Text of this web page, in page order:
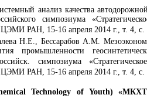
анализ качества
симпозиума
РАН, 15-16 апреля 2014 г., т. 4, с.
Н.Е., Бессарабов А.М.
промышленности
симпозиума
РАН, 15-16 апреля 2014 г., т. 4, с.
Technology of Youth)